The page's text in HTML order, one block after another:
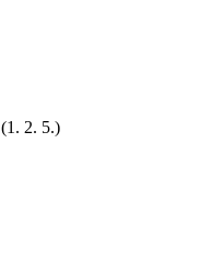
(1. 2. 5.)